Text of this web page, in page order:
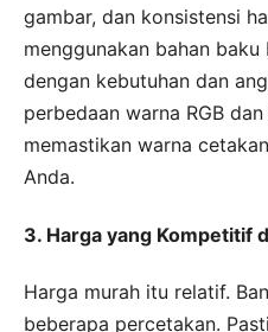
gambar, dan konsistensi
menggunakan bahan
dengan kebutuhan dan
perbedaan warna RGB
memastikan warna
Anda.
3. Harga yang Kompetitif
Harga murah itu relatif.
beberapa percetakan.